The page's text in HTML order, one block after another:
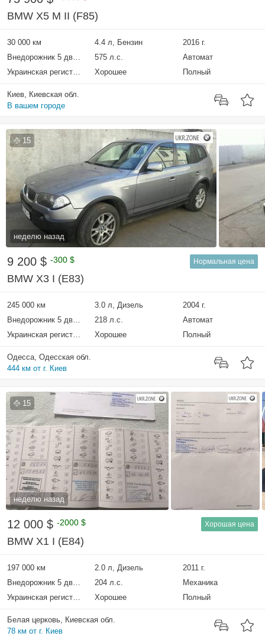
BMW X5 M II (F85)
30 000 км 4.4 л, Бензин
2016 г.
Внедорожник 5 дверей
575 л.с.
Автомат
Украинская регистрация
Хорошее Полный
Киев, Киевская обл.
В вашем городе
15
неделю назад
9 200 $ -300 $ Нормальная цена
BMW X3 I (E83)
245 000 км 3.0 л, Дизель
2004 г.
Внедорожник 5 дверей
218 л.с.
Автомат
Украинская регистрация
Хорошее Полный
Одесса, Одесская обл.
444 км от г. Киев
15
неделю назад
12 000 $ -2000 $ Хорошая цена
BMW X1 I (E84)
197 000 км 2.0 л, Дизель
2011 г.
Внедорожник 5 дверей
204 л.с.
Механика
Украинская регистрация
Хорошее Полный
Белая церковь, Киевская обл.
78 км от г. Киев